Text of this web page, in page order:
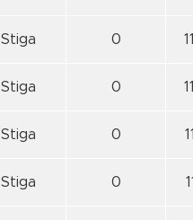
Stiga 0
Stiga 0
Stiga 0
Stiga 0